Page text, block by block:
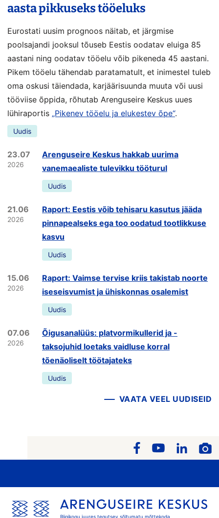
aasta pikkuseks tööeluks
Eurostati uusim prognoos näitab, et järgmise
poolsajandi jooksul tõuseb Eestis oodatav eluiga 85
aastani ning oodatav tööelu võib pikeneda 45 aastani.
Pikem tööelu tähendab paratamatult, et inimestel tuleb
oma oskusi täiendada, karjäärisuunda muuta või uusi
tööviise õppida, rõhutab Arenguseire Keskus uues
lühiraportis „Pikenev tööelu ja elukestev õpe“.
Uudis
23.07
2026
Arenguseire Keskus hakkab uurima
vanemaealiste tulevikku tööturul
Uudis
21.06
2026
Raport: Eestis võib tehisaru kasutus jääda
pinnapealseks ega too oodatud tootlikkuse
kasvu
Uudis
15.06
2026
Raport: Vaimse tervise kriis takistab noorte
iseseisvumist ja ühiskonnas osalemist
Uudis
07.06
2026
Õigusanalüüs: platvormikullerid ja -
taksojuhid loetaks vaidluse korral
tõenäoliselt töötajateks
Uudis
VAATA VEEL UUDISEID
Riigikogu juures tegutsev sõltumatu mõttekoda